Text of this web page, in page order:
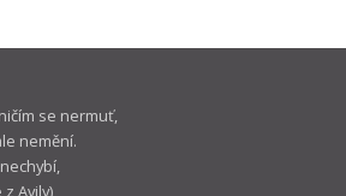
se nermuť,
nemění.
Avily)